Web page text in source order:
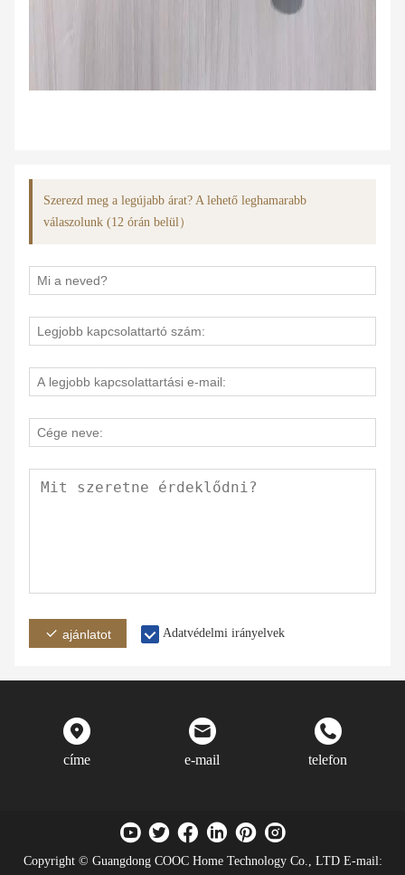
Szerezd meg a legújabb árat? A lehető leghamarabb
válaszolunk (12 órán belül）
ajánlatot Adatvédelmi irányelvek
címe e-mail telefon
Copyright © Guangdong COOC Home Technology Co., LTD E-mail: